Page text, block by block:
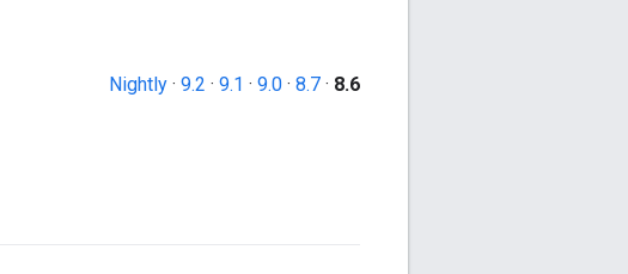
Nightly · 9.2 · 9.1 · 9.0 · 8.7 · 8.6